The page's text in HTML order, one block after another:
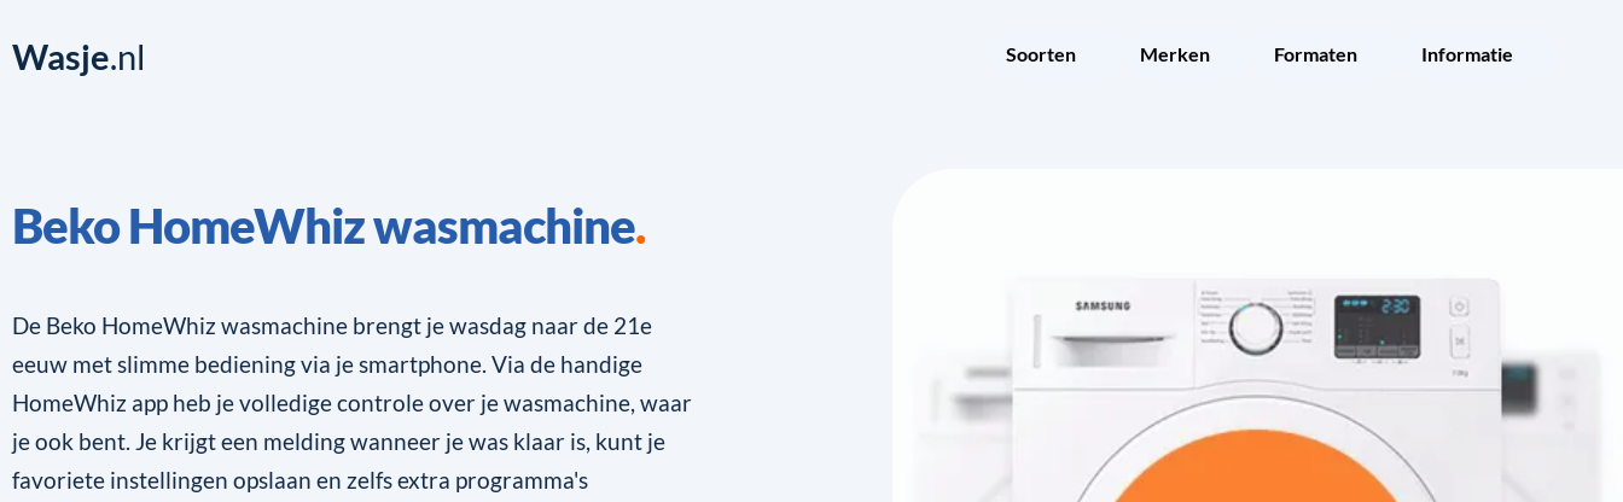
Wasje.nl Soorten Merken Formaten Informatie
Beko HomeWhiz wasmachine
De Beko HomeWhiz wasmachine brengt je wasdag naar de 21e
eeuw met slimme bediening via je smartphone. Via de handige
HomeWhiz app heb je volledige controle over je wasmachine, waar
je ook bent. Je krijgt een melding wanneer je was klaar is, kunt je
favoriete instellingen opslaan en zelfs extra programma's